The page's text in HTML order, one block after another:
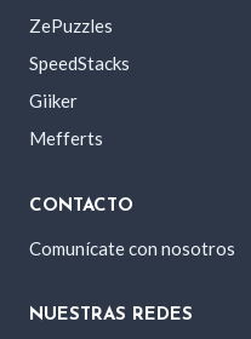
ZePuzzles
SpeedStacks
Giiker
Mefferts
CONTACTO
Comunícate con nosotros
NUESTRAS REDES